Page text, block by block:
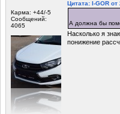
Карма: +44/-5
Сообщений:
4065
Цитата: I-GOR
А должна бы
Насколько я
понижение